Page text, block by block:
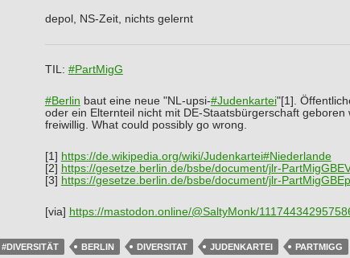
depol, NS-Zeit, nichts gelernt
TIL: #PartMigG
#Berlin baut eine neue "NL-upsi-#Judenkartei"[1].
oder ein Elternteil nicht mit DE-Staatsbürgerschaft
freiwillig. What could possibly go wrong.
[1] https://de.wikipedia.org/wiki/Judenkartei#Niederlande
[2] https://gesetze.berlin.de/bsbe/document/jlr-
[3] https://gesetze.berlin.de/bsbe/document/jlr-
[via] https://mastodon.online/@SaltyMonk/111
#DIVERSITÄT BERLIN DIVERSITAT JUDENKARTEI PARTMIGG